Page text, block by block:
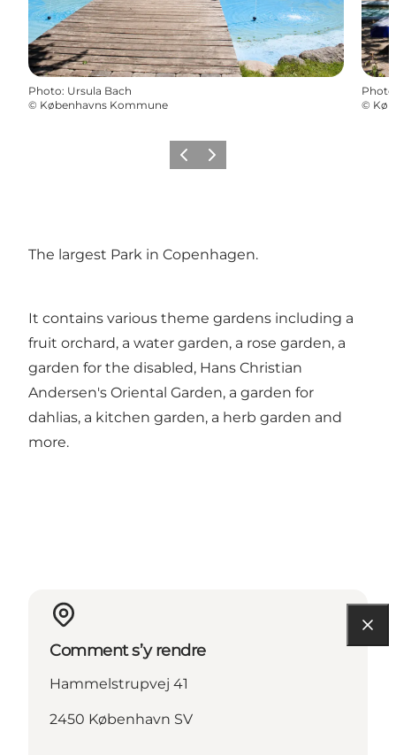
Photo: Ursula Bach
© Københavns Kommune
Photo
©
PrécédentSuivant
The largest Park in Copenhagen.
It contains various theme gardens including a
fruit orchard, a water garden, a rose garden, a
garden for the disabled, Hans Christian
Andersen's Oriental Garden, a garden for
dahlias, a kitchen garden, a herb garden and
more.
Comment s’y rendre
Hammelstrupvej 41
2450 København SV